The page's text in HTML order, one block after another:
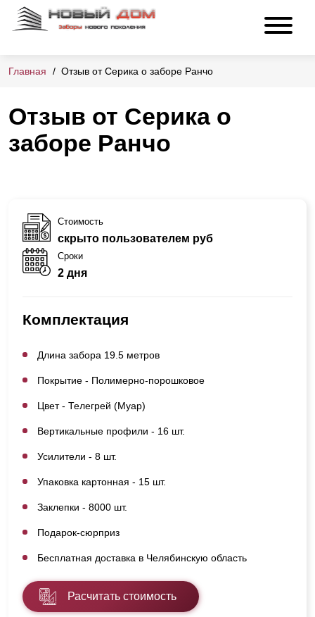
Главная Отзыв от Серика о заборе Ранчо
Отзыв от Серика о
заборе Ранчо
Стоимость
скрыто пользователем руб
Сроки
2 дня
Комплектация
Длина забора 19.5 метров
Покрытие - Полимерно-порошковое
Цвет - Телегрей (Муар)
Вертикальные профили - 16 шт.
Усилители - 8 шт.
Упаковка картонная - 15 шт.
Заклепки - 8000 шт.
Подарок-сюрприз
Бесплатная доставка в Челябинскую область
Расчитать стоимость